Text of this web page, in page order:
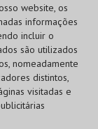
website, os
informações
incluir o
são utilizados
nomeadamente
distintos,
visitadas e